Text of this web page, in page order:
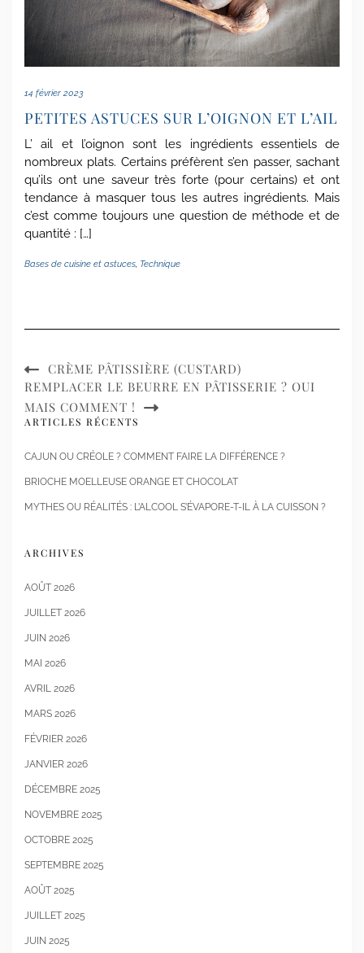
14 février 2023
PETITES ASTUCES SUR L’OIGNON ET L’AIL
L’ ail et l’oignon sont les ingrédients essentiels de
nombreux plats. Certains préfèrent s’en passer, sachant
qu’ils ont une saveur très forte (pour certains) et ont
tendance à masquer tous les autres ingrédients. Mais
c’est comme toujours une question de méthode et de
quantité : […]
Bases de cuisine et astuces, Technique
CRÈME PÂTISSIÈRE (CUSTARD)
REMPLACER LE BEURRE EN PÂTISSERIE ? OUI
MAIS COMMENT !
ARTICLES RÉCENTS
CAJUN OU CRÉOLE ? COMMENT FAIRE LA DIFFÉRENCE ?
BRIOCHE MOELLEUSE ORANGE ET CHOCOLAT
MYTHES OU RÉALITÉS : L’ALCOOL S’ÉVAPORE-T-IL À LA CUISSON ?
ARCHIVES
AOÛT 2026
JUILLET 2026
JUIN 2026
MAI 2026
AVRIL 2026
MARS 2026
FÉVRIER 2026
JANVIER 2026
DÉCEMBRE 2025
NOVEMBRE 2025
OCTOBRE 2025
SEPTEMBRE 2025
AOÛT 2025
JUILLET 2025
JUIN 2025